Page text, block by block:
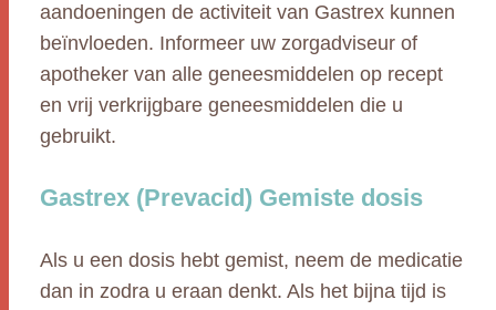
aandoeningen de activiteit van Gastrex kunnen
beïnvloeden. Informeer uw zorgadviseur of
apotheker van alle geneesmiddelen op recept
en vrij verkrijgbare geneesmiddelen die u
gebruikt.
Gastrex (Prevacid) Gemiste dosis
Als u een dosis hebt gemist, neem de medicatie
dan in zodra u eraan denkt. Als het bijna tijd is